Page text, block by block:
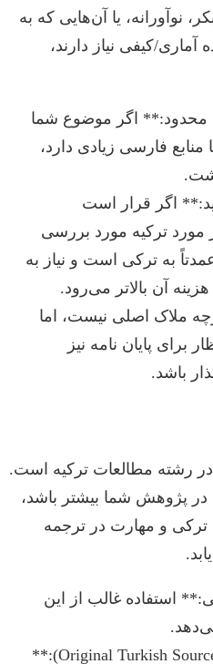
نوآورانه، یا آن‌هایی که به
آماری/کیفی نیاز دارند،
محدود:** اگر موضوع شما
منابع فارسی زیادی دارد،
اگر قرار است
مورد ترکیه مورد بررسی
به ترکی است و نیاز به
آن بالاتر می‌رود.
ملاک اصلی نیست، اما
برای پایان نامه نیز
باشد.
رشته مطالعات ترکیه است.
پژوهش شما بیشتر باشد،
ترکی و مهارت در ترجمه
استفاده غالب از این
**منابع ترکی اصلی (Original Turkish Sources):**